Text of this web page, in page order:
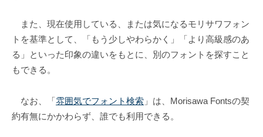
また、現在使用している、または気になるモリサワフォン
トを基準として、「もう少しやわらかく」「より高級感のあ
る」といった印象の違いをもとに、別のフォントを探すこと
もできる。
なお、「雰囲気でフォント検索 」は、Morisawa Fontsの契
約有無にかかわらず、誰でも利用できる。